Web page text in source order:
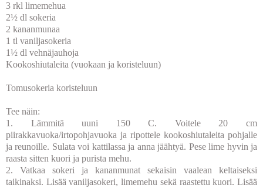
3 rkl limemehua
2½ dl sokeria
2 kananmunaa
1 tl vaniljasokeria
1½ dl vehnäjauhoja
Kookoshiutaleita (vuokaan ja koristeluun)
Tomusokeria koristeluun
Tee näin:
1. Lämmitä uuni 150 C. Voitele 20 cm
piirakkavuoka/irtopohjavuoka ja ripottele kookoshiutaleita pohjalle
ja reunoille. Sulata voi kattilassa ja anna jäähtyä. Pese lime hyvin ja
raasta sitten kuori ja purista mehu.
2. Vatkaa sokeri ja kananmunat sekaisin vaalean keltaiseksi
taikinaksi. Lisää vaniljasokeri, limemehu sekä raastettu kuori. Lisää